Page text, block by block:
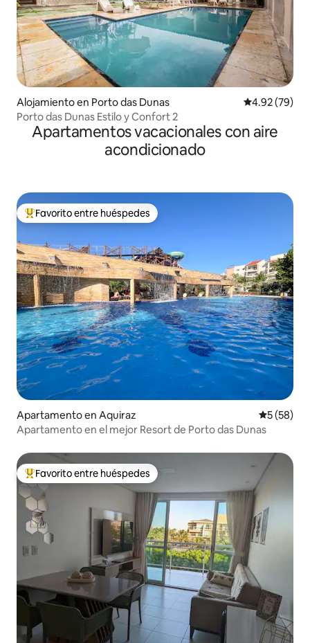
Alojamiento en Porto das Dunas Calificación
4.92 (79)
Porto das Dunas Estilo y Confort 2
Apartamentos vacacionales con aire
acondicionado
Favorito entre huéspedes preferido
Favorito entre huéspedes
Apartamento en Aquiraz
5 (58)
Apartamento en el mejor Resort de Porto das Dunas
Favorito entre huéspedes preferido
Favorito entre huéspedes